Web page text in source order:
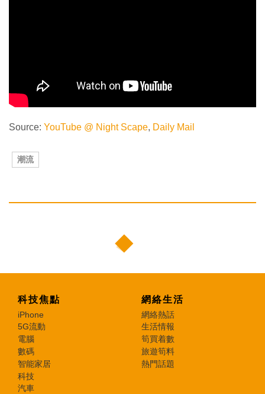
Source: YouTube @ Night Scape, Daily Mail
潮流
科技焦點
iPhone
5G流動
電腦
數碼
智能家居
科技
汽車
網絡生活
網絡熱話
生活情報
筍買着數
旅遊筍料
熱門話題